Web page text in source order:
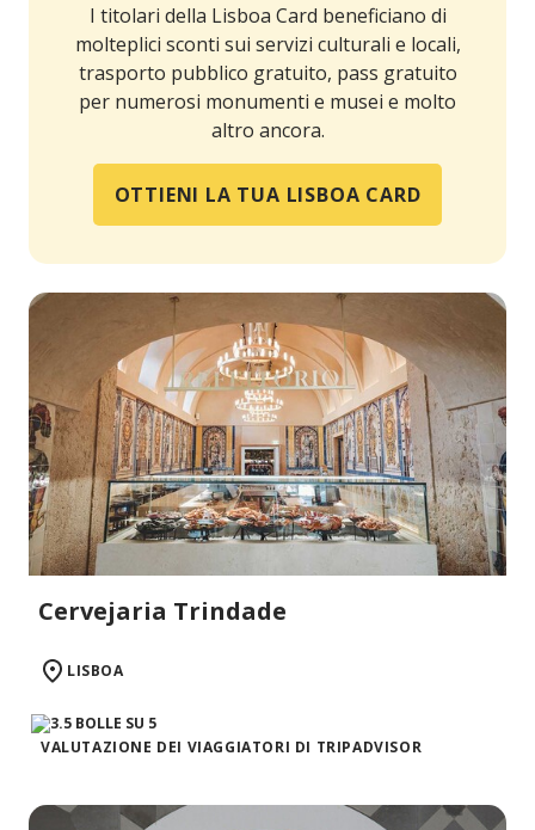
I titolari della Lisboa Card beneficiano di
molteplici sconti sui servizi culturali e locali,
trasporto pubblico gratuito, pass gratuito
per numerosi monumenti e musei e molto
altro ancora.
OTTIENI LA TUA LISBOA CARD
Cervejaria Trindade
LISBOA
VALUTAZIONE DEI VIAGGIATORI DI TRIPADVISOR